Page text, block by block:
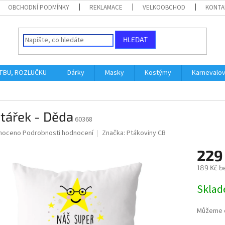
OBCHODNÍ PODMÍNKY REKLAMACE VELKOOBCHOD
HLEDAT
ROZLUČKU Dárky Masky Kostýmy
- Děda 60368
Podrobnosti hodnocení Značka: Ptákoviny CB
189 Kč
cena:
Můžeme